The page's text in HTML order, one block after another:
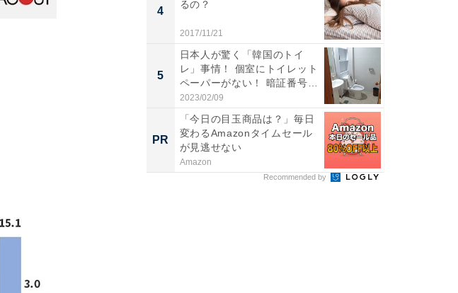
4
るの？
2017/11/21
5
日本人が驚く「韓国のトイ
レ」事情！ 個室にトイレット
ペーパーがない！ 暗証番号
が...
2023/02/09
PR
「今日の目玉商品は？」毎日
変わるAmazonタイムセール
が見逃せない
Amazon
Recommended by